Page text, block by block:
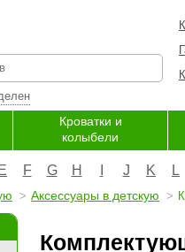
Кроватки и
колыбели
E F G H J K L
Аксессуары в детскую